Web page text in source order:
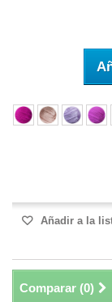
Añadir a la
Comparar (0)